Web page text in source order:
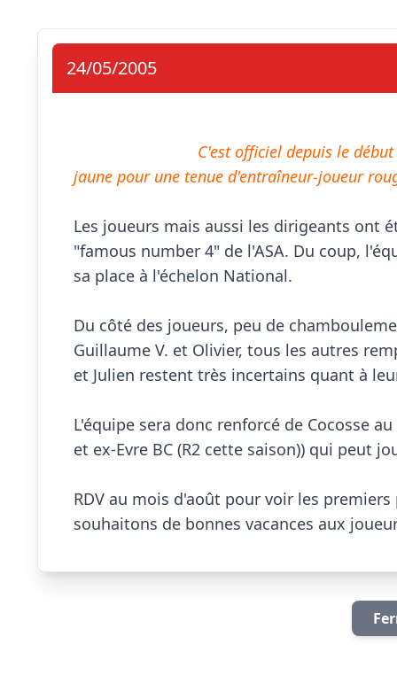
24/05/2005
C'est officiel depuis le
jaune pour une tenue d'entraîneur-joueur
Les joueurs mais aussi les dirigeants ont
"famous number 4" de l'ASA. Du coup,
sa place à l'échelon National.
Du côté des joueurs, peu de
Guillaume V. et Olivier, tous les autres
et Julien restent très incertains quant à
L'équipe sera donc renforcé de Cocosse
et ex-Evre BC (R2 cette saison)) qui peut
RDV au mois d'août pour voir les
souhaitons de bonnes vacances